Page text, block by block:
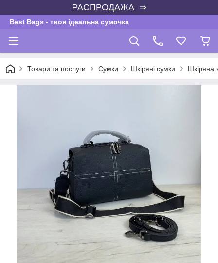
РАСПРОДАЖА ⇒
Best Bags - твоя ідеальна сумочка
Товари та послуги Сумки Шкіряні сумки Шкіряна